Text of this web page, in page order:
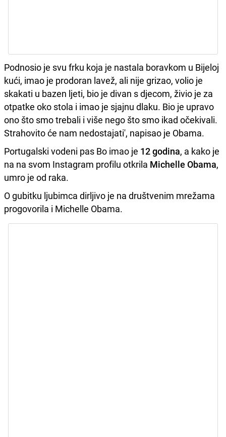
Podnosio je svu frku koja je nastala boravkom u Bijeloj
kući, imao je prodoran lavež, ali nije grizao, volio je
skakati u bazen ljeti, bio je divan s djecom, živio je za
otpatke oko stola i imao je sjajnu dlaku. Bio je upravo
ono što smo trebali i više nego što smo ikad očekivali.
Strahovito će nam nedostajati', napisao je Obama.
Portugalski vodeni pas Bo imao je 12 godina, a kako je
na na svom Instagram profilu otkrila Michelle Obama,
umro je od raka.
O gubitku ljubimca dirljivo je na društvenim mrežama
progovorila i Michelle Obama.